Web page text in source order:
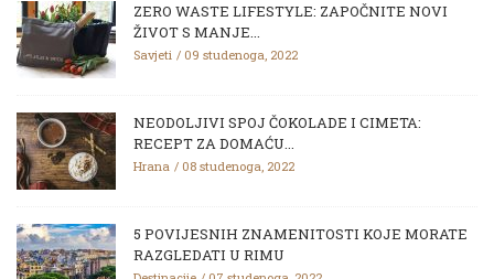
ZERO WASTE LIFESTYLE: ZAPOČNITE NOVI
ŽIVOT S MANJE...
Savjeti 09 studenoga, 2022
NEODOLJIVI SPOJ ČOKOLADE I CIMETA:
RECEPT ZA DOMAĆU...
Hrana 08 studenoga, 2022
5 POVIJESNIH ZNAMENITOSTI KOJE MORATE
RAZGLEDATI U RIMU